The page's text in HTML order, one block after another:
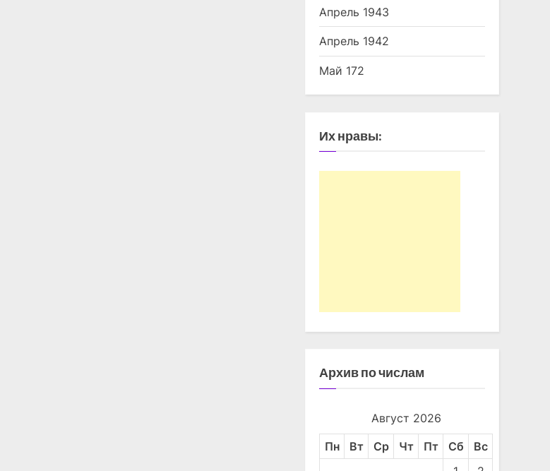
Апрель 1943
Апрель 1942
Май 172
Их нравы:
Архив по числам
Август 2026
Пн Вт Ср Чт Пт Сб
Вс